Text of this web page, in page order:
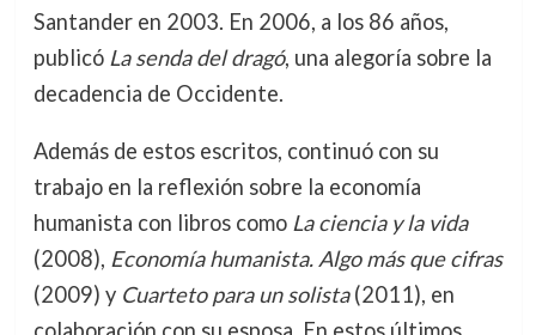
Santander en 2003. En 2006, a los 86 años,
publicó La senda del dragó, una alegoría sobre la
decadencia de Occidente.
Además de estos escritos, continuó con su
trabajo en la reflexión sobre la economía
humanista con libros como La ciencia y la vida
(2008), Economía humanista. Algo más que cifras
(2009) y Cuarteto para un solista(2011), en